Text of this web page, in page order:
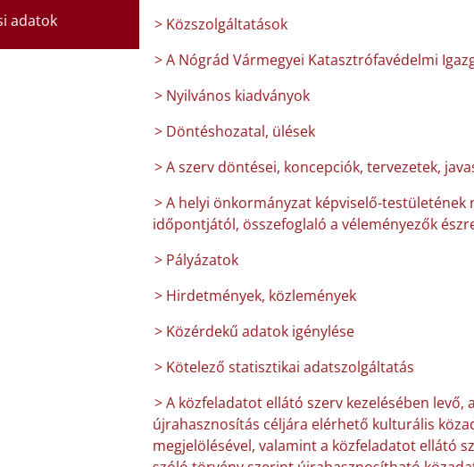
adatok
> Közszolgáltatások
> A Nógrád Vármegyei Katasztrófavédelmi
> Nyilvános kiadványok
> Döntéshozatal, ülések
> A szerv döntései, koncepciók, tervezetek,
> A helyi önkormányzat képviselő-
időpontjától, összefoglaló a véleményezők
> Pályázatok
> Hirdetmények, közlemények
> Közérdekű adatok igénylése
> Kötelező statisztikai adatszolgáltatás
> A közfeladatot ellátó szerv kezelésében
újrahasznosítás céljára elérhető kulturális
megjelölésével, valamint a közfeladatot ellátó